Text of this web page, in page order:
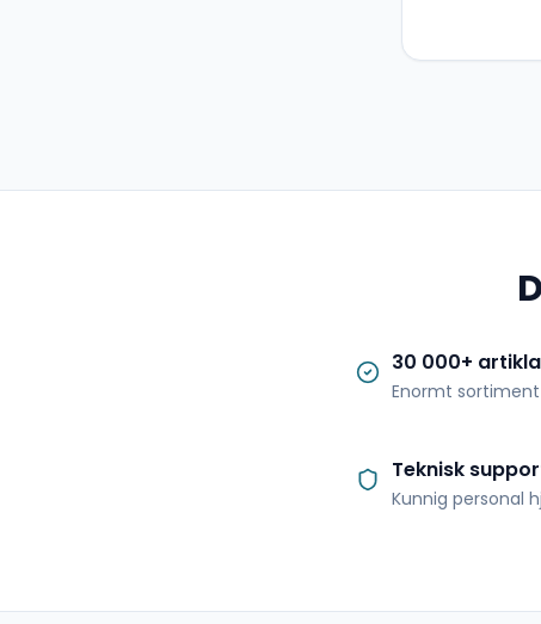
30 000+
Enormt
Teknisk
Kunnig personal